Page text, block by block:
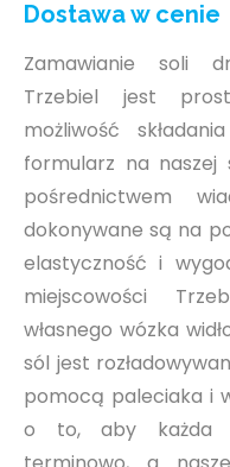
Dostawa w cenie
Zamawianie soli
Trzebiel jest
możliwość
formularz na
pośrednictwem
dokonywane są na
elastyczność i
miejscowości
własnego wózka
sól jest
pomocą paleciaka i
o to, aby każda